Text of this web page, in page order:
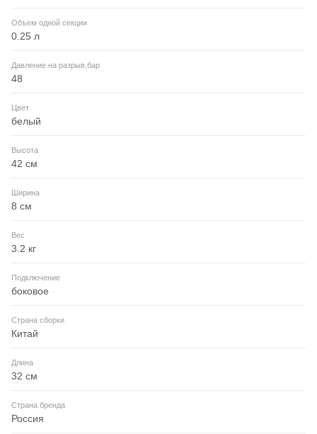
Объем одной секции
0.25 л
Давление на разрыв,бар
48
Цвет
белый
Высота
42 см
Ширина
8 см
Вес
3.2 кг
Подключение
боковое
Страна сборки
Китай
Длина
32 см
Страна бренда
Россия